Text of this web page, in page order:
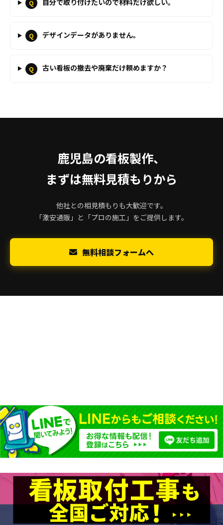
Q 自分で取り付けたいので材料だけ欲しい。
Q デザインデータがありません。
Q 古い看板の撤去や廃棄だけ頼めますか？
鹿児島の看板製作、
まずは無料見積もりから
他社との相見積もりも大歓迎です。
「激安通販」と「プロの施工」をご提供します。
無料相談フォームへ